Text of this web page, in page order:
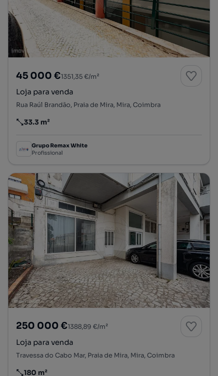
45 000 €1351,35 €/m²
Loja para venda
Rua Raúl Brandão, Praia de Mira, Mira, Coimbra
Preço por metro quadrado
33.3 m²
Grupo Remax White
Profissional
250 000 €1388,89 €/m²
Loja para venda
Travessa do Cabo Mar, Praia de Mira, Mira, Coimbra
180 m²